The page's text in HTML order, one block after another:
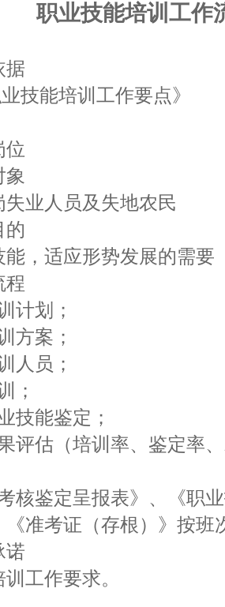
能培训工作
据
技能培训工作要点》
业人员及失地农民
，适应形势发展的需要
计划；
方案；
人员；
；
技能鉴定；
评估（培训率、鉴定率
核鉴定呈报表》、《职
《准考证（存根）》按班
诺
工作要求。